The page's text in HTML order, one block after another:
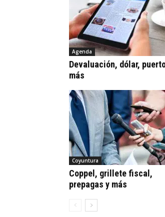
Agenda
Devaluación, dólar,
más
Coyuntura
Coppel, grillete fiscal,
prepagas y más